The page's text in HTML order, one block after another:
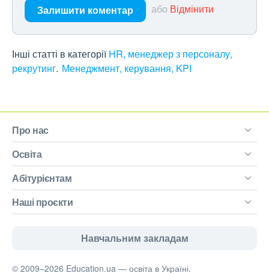
Залишити коментар або Відмінити
Інші статті в категорії HR, менеджер з персоналу,
рекрутинг Менеджмент, керування, KPI
Про нас
Освіта
Абітурієнтам
Наші проєкти
Навчальним закладам
© 2009–2026 Education.ua — освіта в Україні.